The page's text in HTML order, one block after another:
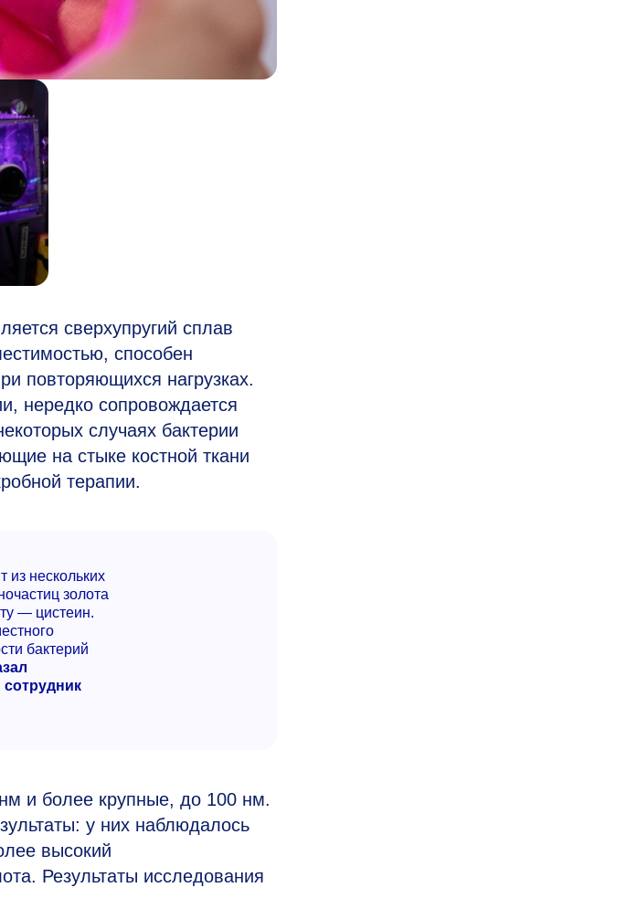
сверхупругий сплав
способен
повторяющихся нагрузках.
нередко сопровождается
случаях бактерии
на стыке костной ткани
терапии.
из нескольких
золота
— цистеин.
бактерий
и более крупные, до 100 нм.
у них наблюдалось
высокий
Результаты исследования